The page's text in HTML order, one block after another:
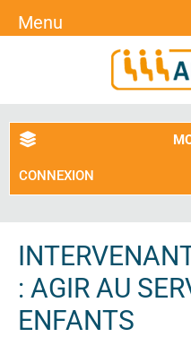
CONNEXION
: AGIR AU
ENFANTS
Menu